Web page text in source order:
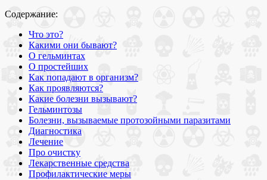
Содержание:
Что это?
Какими они бывают?
О гельминтах
О простейших
Как попадают в организм?
Как проявляются?
Какие болезни вызывают?
Гельминтозы
Болезни, вызываемые протозойными паразитами
Диагностика
Лечение
Про очистку
Лекарственные средства
Профилактические меры